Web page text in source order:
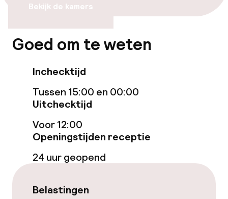
Voor toegankelijkheid
geoptimaliseerde kamers beschikbaar
geoptimaliseerde kamers beschikbaar
Zwemmen & wellness
Massage
Entertainment
Bekijk de kamers
Goed om te weten
Inchecktijd
Tussen 15:00 en 00:00
Uitchecktijd
Voor 12:00
Openingstijden receptie
24 uur geopend
Belastingen